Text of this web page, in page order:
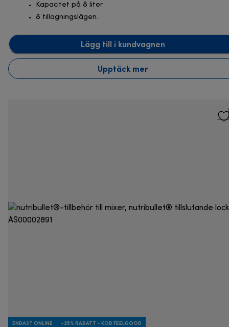
Kapacitet på 8 liter
8 tillagningslägen.
Lägg till i kundvagnen
Upptäck mer
ENDAST ONLINE -25% RABATT - KOD FEELGOOD